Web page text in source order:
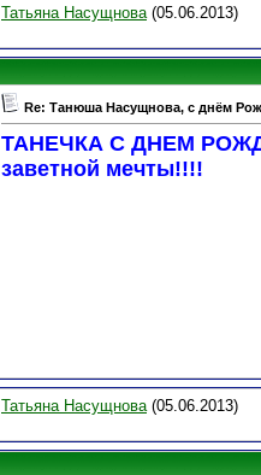
Татьяна Насущнова(05.06.2013)
Re: Танюша Насущнова, с днём
ТАНЕЧКА С ДНЕМ
заветной мечты!!!!
Татьяна Насущнова(05.06.2013)